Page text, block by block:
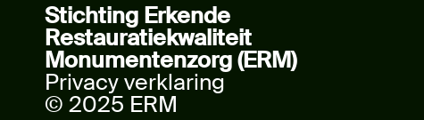
Stichting Erkende
Restauratiekwaliteit
Monumentenzorg (ERM)
Privacy verklaring
© 2025 ERM